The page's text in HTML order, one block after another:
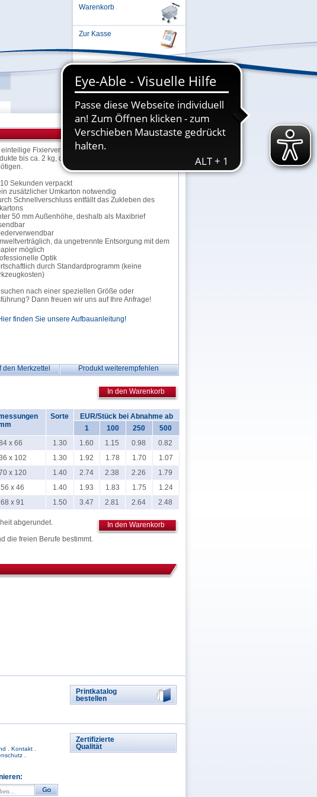
Warenkorb
Zur Kasse
Einloggen oder Registrieren ...
einteilige Fixierverpackung für leichte und flache
bis ca. 2 kg, die einen mittleren Schutz
Sekunden verpackt
zusätzlicher Umkarton notwendig
Schnellverschluss entfällt das Zukleben des
50 mm Außenhöhe, deshalb als Maxibrief
da ungetrennte Entsorgung mit dem
möglich
Optik
durch Standardprogramm (keine
nach einer speziellen Größe oder
Dann freuen wir uns auf Ihre Anfrage!
finden Sie unsere Aufbauanleitung!
den Merkzettel Produkt weiterempfehlen
In den Warenkorb
Sorte
EUR/Stück bei Abnahme ab
1
100 250
500
x 66 1.30 1.60 1.15 0.98
0.82
x 102 1.30 1.92 1.78 1.70
1.07
x 120 1.40 2.74 2.38 2.26
1.79
x 46 1.40 1.93 1.83 1.75
1.24
x 91 1.50 3.47 2.81 2.64 2.48
abgerundet.
die freien Berufe bestimmt.
In den Warenkorb
Printkatalog
bestellen
Kontakt
Zertifizierte
Qualität